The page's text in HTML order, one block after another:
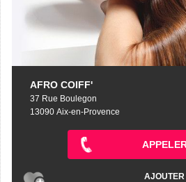
AFRO COIFF'
37 Rue Boulegon
13090 Aix-en-Provence
AJOUTER